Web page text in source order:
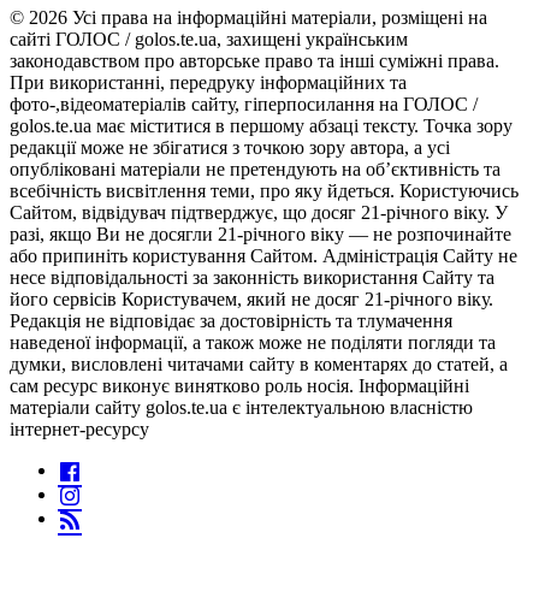
© 2026 Усі права на інформаційні матеріали, розміщені на
сайті ГОЛОС / golos.te.ua, захищені українським
законодавством про авторське право та інші суміжні права.
При використанні, передруку інформаційних та
фото-,відеоматеріалів сайту, гіперпосилання на ГОЛОС /
golos.te.ua має міститися в першому абзаці тексту. Точка зору
редакції може не збігатися з точкою зору автора, а усі
опубліковані матеріали не претендують на об’єктивність та
всебічність висвітлення теми, про яку йдеться. Користуючись
Сайтом, відвідувач підтверджує, що досяг 21-річного віку. У
разі, якщо Ви не досягли 21-річного віку — не розпочинайте
або припиніть користування Сайтом. Адміністрація Сайту не
несе відповідальності за законність використання Сайту та
його сервісів Користувачем, який не досяг 21-річного віку.
Редакція не відповідає за достовірність та тлумачення
наведеної інформації, а також може не поділяти погляди та
думки, висловлені читачами сайту в коментарях до статей, а
сам ресурс виконує винятково роль носія. Інформаційні
матеріали сайту golos.te.ua є інтелектуальною власністю
інтернет-ресурсу